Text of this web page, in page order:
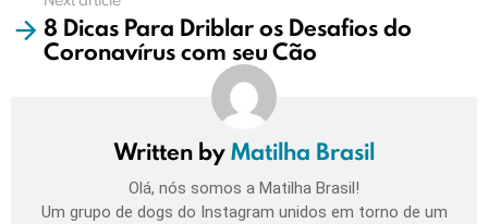
8 Dicas Para Driblar os Desafios do
Coronavírus com seu Cão
Written byMatilha Brasil
Olá, nós somos a Matilha Brasil!
Um grupo de dogs do Instagram unidos em torno de um